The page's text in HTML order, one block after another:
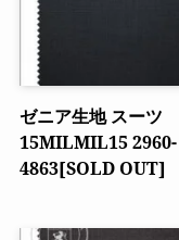
ゼニア生地 スーツ
15MILMIL15 2960-
4863[SOLD OUT]